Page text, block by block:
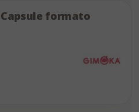
formato